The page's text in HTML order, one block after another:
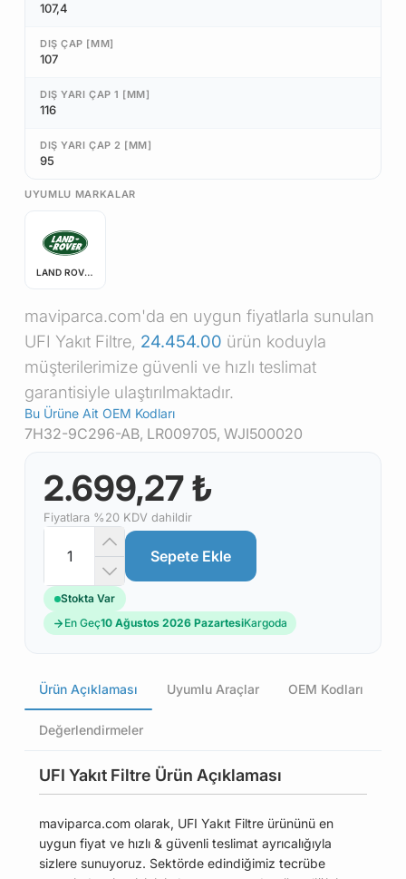
107,4
DIŞ ÇAP [MM]
107
DIŞ YARI ÇAP 1 [MM]
116
DIŞ YARI ÇAP 2 [MM]
95
UYUMLU MARKALAR
LAND ROVER
maviparca.com'da en uygun fiyatlarla sunulan
UFI Yakıt Filtre, 24.454.00 ürün koduyla
müşterilerimize güvenli ve hızlı teslimat
garantisiyle ulaştırılmaktadır.
Bu Ürüne Ait OEM Kodları
7H32-9C296-AB, LR009705, WJI500020
2.699,27 ₺
Fiyatlara %20 KDV dahildir
Sepete Ekle
Stokta Var
En Geç10 Ağustos 2026 PazartesiKargoda
Ürün Açıklaması Uyumlu Araçlar OEM Kodları
Değerlendirmeler
UFI Yakıt Filtre Ürün Açıklaması
maviparca.com olarak, UFI Yakıt Filtre ürününü en
uygun fiyat ve hızlı & güvenli teslimat ayrıcalığıyla
sizlere sunuyoruz. Sektörde edindiğimiz tecrübe